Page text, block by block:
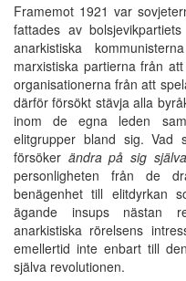
Framemot 1921 var
fattades av
anarkistiska
marxistiska partierna från
organisationerna från att
därför försökt stävja alla
inom de egna leden
elitgrupper bland sig. Vad
försöker ändra på sig själva
personligheten från de
benägenhet till elitdyrkan
ägande insups nästan
anarkistiska rörelsens
emellertid inte enbart till
själva revolutionen.